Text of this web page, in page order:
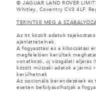
© JAGUAR LAND ROVER
Whitley, Coventry CV3 4LF.
TEKINTSE MEG A
Az itt közölt adatok tájékoztató
ajánlattételnek.
A fogyasztási és a kibocsátási
megfelelően kerültek
vonatkozó, új vizsgálati eljárás
közölt műszaki adatok a jármű
kerülhetnek
Az opcionális berendezések
esetén befolyásolhatják a